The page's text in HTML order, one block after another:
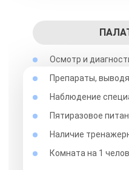
Осмотр и
Препараты,
Наблюдение
Пятиразовое
Наличие
Комната на 1